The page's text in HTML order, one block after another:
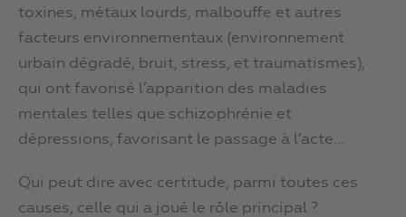
toxines, métaux lourds, malbouffe et autres
facteurs environnementaux (environnement
urbain dégradé, bruit, stress, et traumatismes),
qui ont favorisé l’apparition des maladies
mentales telles que schizophrénie et
dépressions, favorisant le passage à l’acte…
Qui peut dire avec certitude, parmi toutes ces
causes, celle qui a joué le rôle principal ?